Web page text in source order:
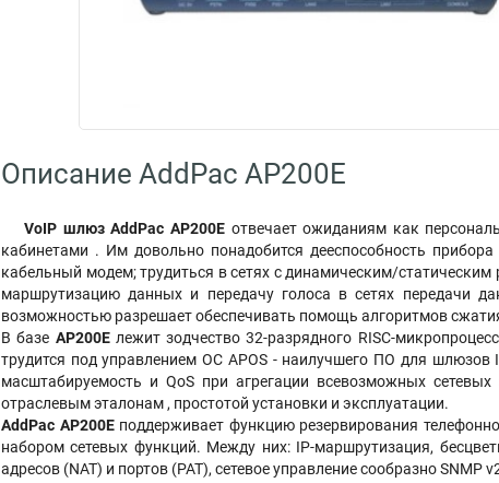
Описание AddPac AP200E
VoIP шлюз AddPac AP200Eотвечает ожиданиям как
кабинетами . Им довольно понадобится дееспособность
кабельный модем; трудиться в сетях с динамическим/
маршрутизацию данных и передачу голоса в сетях передачи
возможностью разрешает обеспечивать помощь алгоритмов
В базе AP200Eлежит зодчество 32-разрядного RISC-
трудится под управлением ОС APOS - наилучшего ПО для
масштабируемость и QoS при агрегации всевозможных
отраслевым эталонам , простотой установки и эксплуатации.
AddPac AP200Eподдерживает функцию резервирования
набором сетевых функций. Между них: IP-маршрутизация,
адресов (NAT) и портов (PAT), сетевое управление сообразно